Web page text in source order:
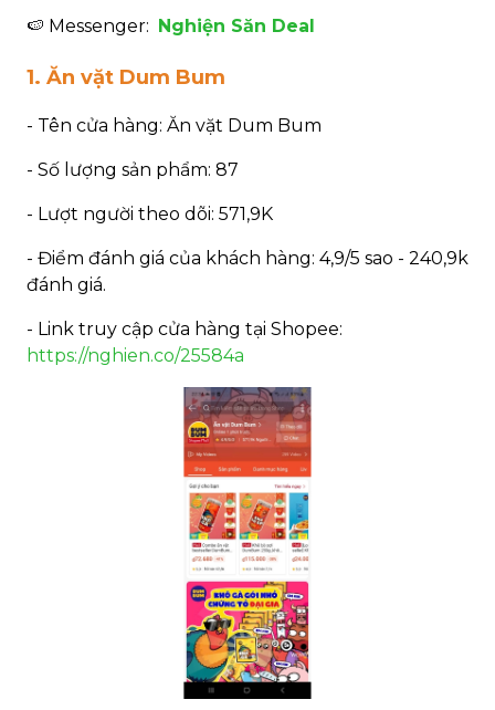
🍉 Messenger: Nghiện Săn Deal
1. Ăn vặt Dum Bum
- Tên cửa hàng: Ăn vặt Dum Bum
- Số lượng sản phẩm: 87
- Lượt người theo dõi: 571,9K
- Điểm đánh giá của khách hàng: 4,9/5 sao - 240,9k
đánh giá.
- Link truy cập cửa hàng tại Shopee:
https://nghien.co/25584a